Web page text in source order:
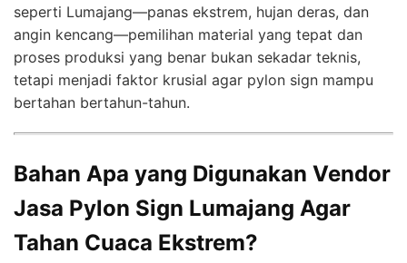
seperti Lumajang—panas ekstrem, hujan deras, dan
angin kencang—pemilihan material yang tepat dan
proses produksi yang benar bukan sekadar teknis,
tetapi menjadi faktor krusial agar pylon sign mampu
bertahan bertahun-tahun.
Bahan Apa yang Digunakan Vendor
Jasa Pylon Sign Lumajang Agar
Tahan Cuaca Ekstrem?